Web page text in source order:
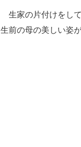
生家の片付けをし
生前の母の美しい姿